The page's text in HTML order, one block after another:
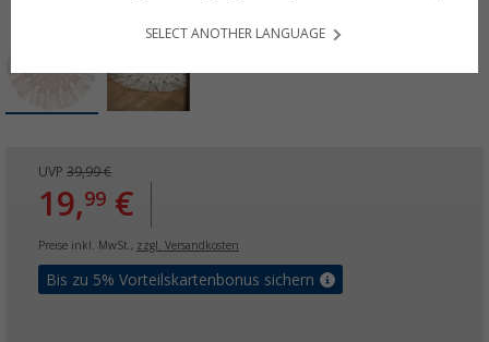
UVP 39,99 €
19,99 €
Preise inkl. MwSt., zzgl. Versandkosten
Bis zu 5% Vorteilskartenbonus sichern
SELECT ANOTHER LANGUAGE